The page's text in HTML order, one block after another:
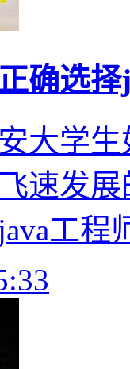
确选
大学
速发
工程